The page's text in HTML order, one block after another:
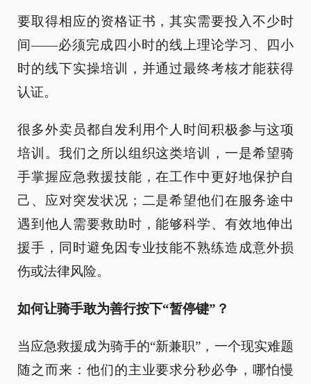
要取得相应的资格证书，其实需要投入不少时
间——必须完成四小时的线上理论学习、四小
时的线下实操培训，并通过最终考核才能获得
认证。
很多外卖员都自发利用个人时间积极参与这项
培训。我们之所以组织这类培训，一是希望骑
手掌握应急救援技能，在工作中更好地保护自
己、应对突发状况；二是希望他们在服务途中
遇到他人需要救助时，能够科学、有效地伸出
援手，同时避免因专业技能不熟练造成意外损
伤或法律风险。
如何让骑手敢为善行按下“暂停键”？
当应急救援成为骑手的“新兼职”，一个现实难题
随之而来：他们的主业要求分秒必争，哪怕慢